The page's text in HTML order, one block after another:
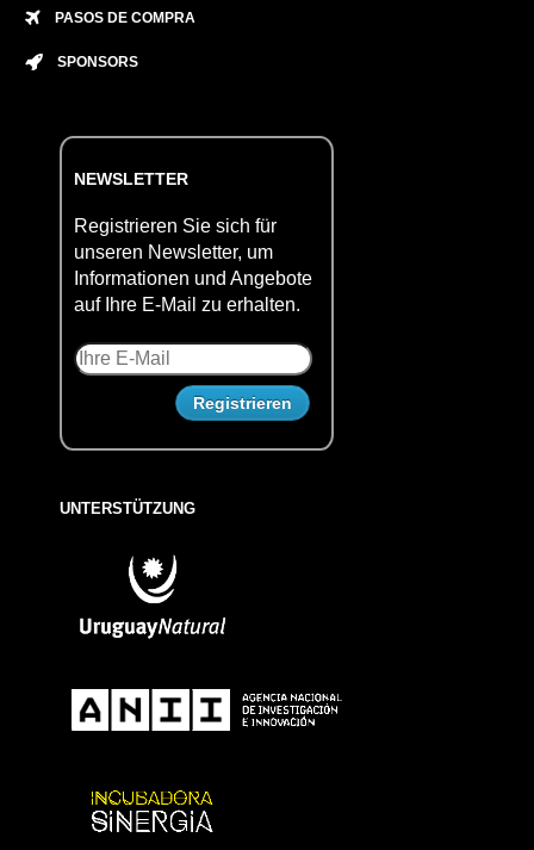
PASOS DE COMPRA
SPONSORS
NEWSLETTER
Registrieren Sie sich für
unseren Newsletter, um
Informationen und Angebote
auf Ihre E-Mail zu erhalten.
UNTERSTÜTZUNG